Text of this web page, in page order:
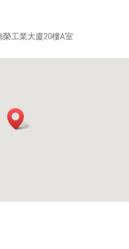
工業大廈20樓A室